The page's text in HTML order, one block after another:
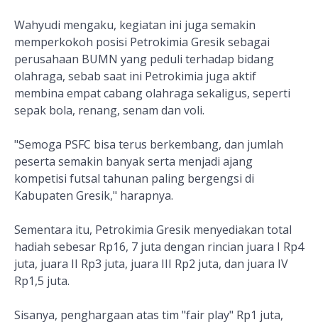
Wahyudi mengaku, kegiatan ini juga semakin
memperkokoh posisi Petrokimia Gresik sebagai
perusahaan BUMN yang peduli terhadap bidang
olahraga, sebab saat ini Petrokimia juga aktif
membina empat cabang olahraga sekaligus, seperti
sepak bola, renang, senam dan voli.
"Semoga PSFC bisa terus berkembang, dan jumlah
peserta semakin banyak serta menjadi ajang
kompetisi futsal tahunan paling bergengsi di
Kabupaten Gresik," harapnya.
Sementara itu, Petrokimia Gresik menyediakan total
hadiah sebesar Rp16, 7 juta dengan rincian juara I Rp4
juta, juara II Rp3 juta, juara III Rp2 juta, dan juara IV
Rp1,5 juta.
Sisanya, penghargaan atas tim "fair play" Rp1 juta,